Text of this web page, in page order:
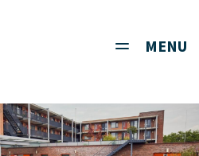
Toggle
MENU